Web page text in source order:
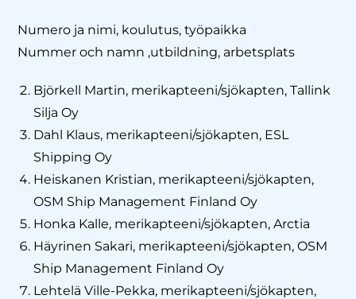
Numero ja nimi, koulutus, työpaikka
Nummer och namn ,utbildning, arbetsplats
Björkell Martin, merikapteeni/sjökapten, Tallink
Silja Oy
Dahl Klaus, merikapteeni/sjökapten, ESL
Shipping Oy
Heiskanen Kristian, merikapteeni/sjökapten,
OSM Ship Management Finland Oy
Honka Kalle, merikapteeni/sjökapten, Arctia
Häyrinen Sakari, merikapteeni/sjökapten, OSM
Ship Management Finland Oy
Lehtelä Ville-Pekka, merikapteeni/sjökapten,